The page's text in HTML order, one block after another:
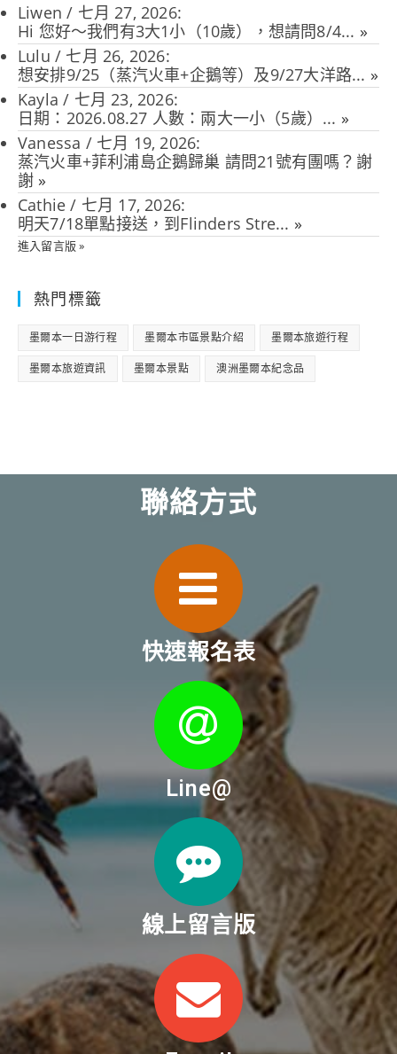
Liwen / 七月 27, 2026:
Hi 您好～我們有3大1小（10歲），想請問8/4... »
Lulu / 七月 26, 2026:
想安排9/25（蒸汽火車+企鵝等）及9/27大洋路... »
Kayla / 七月 23, 2026:
日期：2026.08.27 人數：兩大一小（5歲）... »
Vanessa / 七月 19, 2026:
蒸汽火車+菲利浦島企鵝歸巢 請問21號有團嗎？謝
謝 »
Cathie / 七月 17, 2026:
明天7/18單點接送，到Flinders Stre... »
進入留言版 »
熱門標籤
墨爾本一日游行程 墨爾本市區景點介紹 墨爾本旅遊行程
墨爾本旅遊資訊 墨爾本景點 澳洲墨爾本紀念品
聯絡方式
快速報名表
Line@
線上留言版